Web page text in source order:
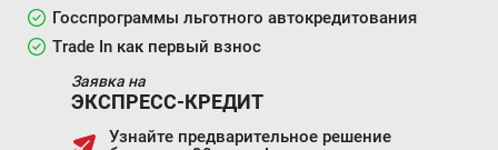
Госспрограммы льготного автокредитования
Trade In как первый взнос
Заявка на
ЭКСПРЕСС-КРЕДИТ
Узнайте предварительное решение